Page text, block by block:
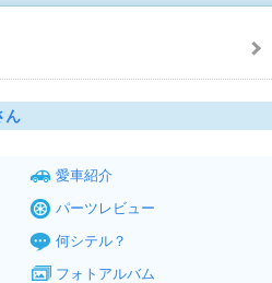
ん
愛車紹介
パーツレビュー
何シテル？
フォトアルバム